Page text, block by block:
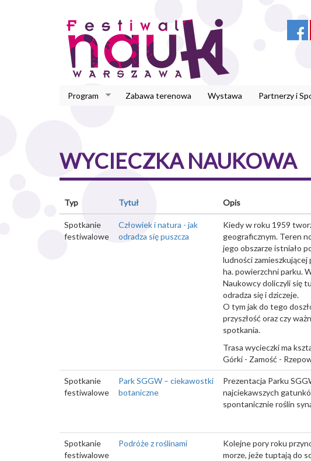
Program Zabawa terenowa Wystawa Partnerzy i
WYCIECZKA NAUKOWA
Typ Tytuł Opis
Spotkanie
festiwalowe
Człowiek i natura - jak
odradza się puszcza
Kiedy w roku 1959
geograficznym. Teren
jego obszarze istniało
ludności zamieszkującej
ha. powierzchni parku.
Naukowcy doliczyli się
odradza się i dziczeje.
O tym jak do tego
przyszłość oraz czy
spotkania.
Trasa wycieczki ma
Górki - Zamość -
Spotkanie
festiwalowe
Park SGGW – ciekawostki
botaniczne
Prezentacja Parku
najciekawszych
spontanicznie roślin
Spotkanie
festiwalowe
Podróże z roślinami
Kolejne pory roku
morze, jeże tuptają do